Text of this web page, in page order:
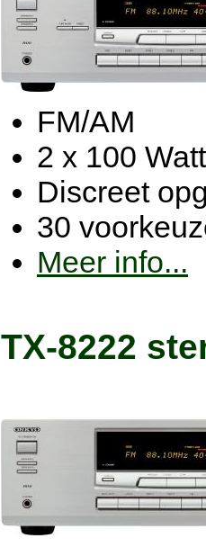
FM/AM
2 x 100 Watt
Discreet
30
Meer info...
TX-8222